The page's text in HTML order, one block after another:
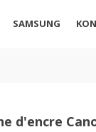
SAMSUNG
d'encre